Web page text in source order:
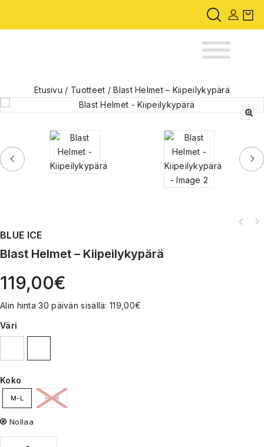
Etusivu / Tuotteet /Blast Helmet – Kiipeilykypärä
BLUE ICE
Blast Helmet – Kiipeilykypärä
119,00€
Alin hinta 30 päivän sisällä:119,00€
Väri
Koko
M-L S-M
Nollaa